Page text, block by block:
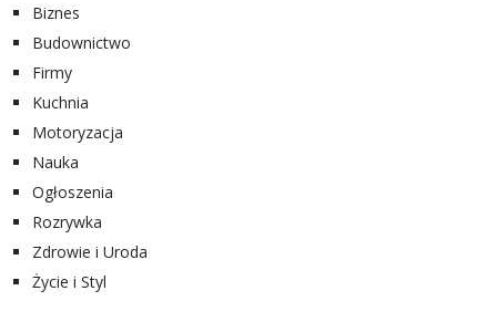
Biznes
Budownictwo
Firmy
Kuchnia
Motoryzacja
Nauka
Ogłoszenia
Rozrywka
Zdrowie i Uroda
Życie i Styl